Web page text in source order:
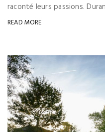
raconté leurs passions.
READ MORE